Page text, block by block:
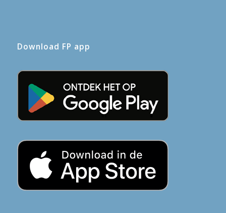
Download FP app